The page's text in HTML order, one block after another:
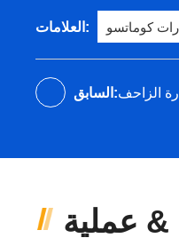
العلامات:
السابق:
& عملية